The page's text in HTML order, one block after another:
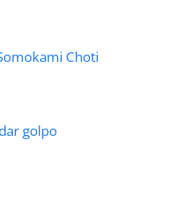
Somokami Choti
golpo